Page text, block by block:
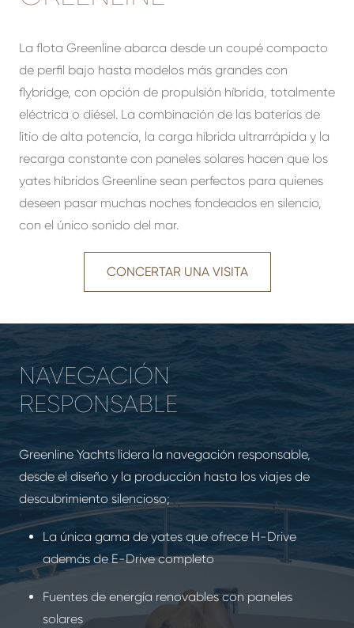
La flota Greenline abarca desde un coupé compacto
de perfil bajo hasta modelos más grandes con
flybridge, con opción de propulsión híbrida, totalmente
eléctrica o diésel. La combinación de las baterías de
litio de alta potencia, la carga híbrida ultrarrápida y la
recarga constante con paneles solares hacen que los
yates híbridos Greenline sean perfectos para quienes
deseen pasar muchas noches fondeados en silencio,
con el único sonido del mar.
CONCERTAR UNA VISITA
NAVEGACIÓN
RESPONSABLE
Greenline Yachts lidera la navegación responsable,
desde el diseño y la producción hasta los viajes de
descubrimiento silencioso;
La única gama de yates que ofrece H-Drive
además de E-Drive completo
Fuentes de energía renovables con paneles
solares